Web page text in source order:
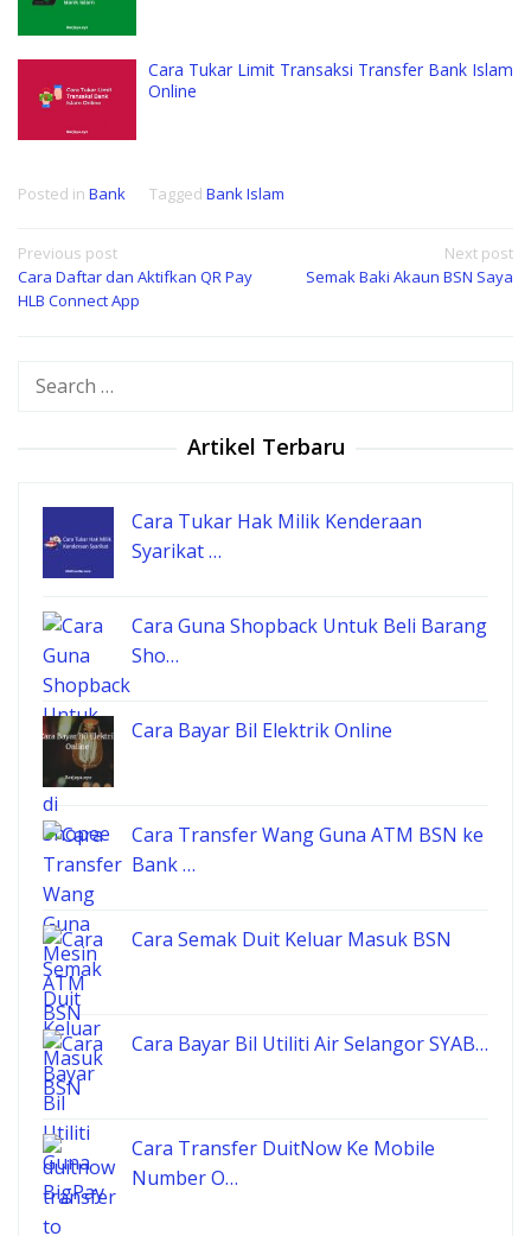
Cara Tukar Limit Transaksi Transfer Bank Islam
Online
Posted in Bank Tagged Bank Islam
Post
navigation
Previous post
Cara Daftar dan Aktifkan QR Pay
HLB Connect App
Next post
Semak Baki Akaun BSN Saya
Search
Artikel Terbaru
Cara Tukar Hak Milik Kenderaan
Syarikat …
Cara Guna Shopback Untuk Beli Barang
Sho…
Cara Bayar Bil Elektrik Online
Cara Transfer Wang Guna ATM BSN ke
Bank …
Cara Semak Duit Keluar Masuk BSN
Cara Bayar Bil Utiliti Air Selangor SYAB…
Cara Transfer DuitNow Ke Mobile
Number O…